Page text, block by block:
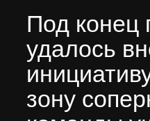
Под конец
удалось
зону